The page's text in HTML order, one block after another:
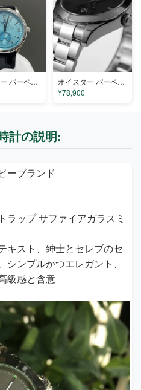
オイスター パーペチュアル 1908LG コピー
オイスター パーペチュアル 116400TU コピー
¥78,900
計の説明:
ーブランド
ラップ サファイアガラスミ
キスト、紳士とセレブのセ
ンプルかつエレガント、
級感と含意